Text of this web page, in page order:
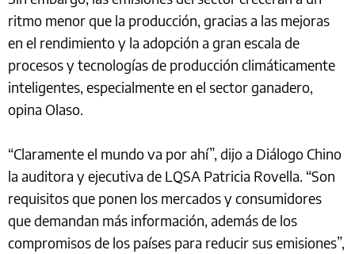
ritmo menor que la producción, gracias a las mejoras
en el rendimiento y la adopción a gran escala de
procesos y tecnologías de producción climáticamente
inteligentes, especialmente en el sector ganadero,
opina Olaso.
“Claramente el mundo va por ahí”, dijo a Diálogo Chino
la auditora y ejecutiva de LQSA Patricia Rovella. “Son
requisitos que ponen los mercados y consumidores
que demandan más información, además de los
compromisos de los países para reducir sus emisiones”,